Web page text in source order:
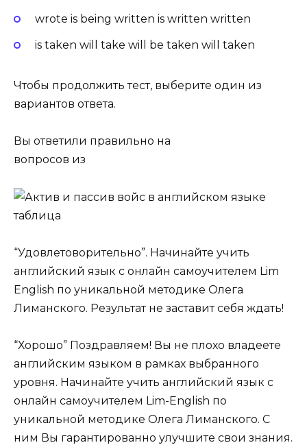
wrote is being written is written written
is taken will take will be taken will taken
Чтобы продолжить тест, выберите один из
вариантов ответа.
Вы ответили правильно на
вопросов из
“Удовлетоворительно”. Начинайте учить
английский язык с онлайн самоучителем Lim
English по уникальной методике Олега
Лиманского. Результат не заставит себя ждать!
“Хорошо” Поздравляем! Вы не плохо владеете
английским языком в рамках выбранного
уровня. Начинайте учить английский язык с
онлайн самоучителем Lim-English по
уникальной методике Олега Лиманского. С
ним Вы гарантированно улучшите свои знания.